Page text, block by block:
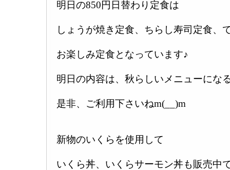
明日の850円日替わり定食は
しょうが焼き定食、ちらし寿司定食、
お楽しみ定食となっています♪
明日の内容は、秋らしいメニューにな
是非、ご利用下さいねm(__)m
新物のいくらを使用して
いくら丼、いくらサーモン丼も販売中